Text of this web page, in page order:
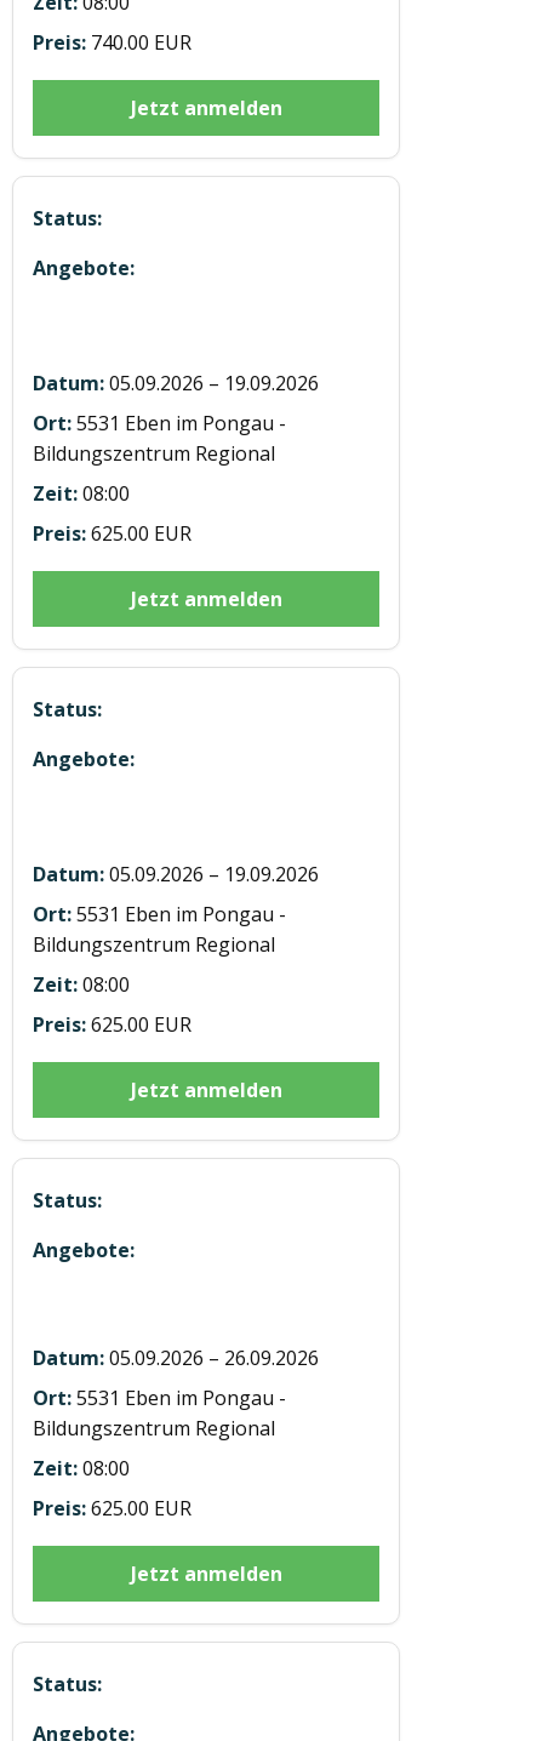
740.00 EUR
Jetzt anmelden
05.09.2026 – 19.09.2026
5531 Eben im Pongau -
Bildungszentrum Regional
08:00
625.00 EUR
Jetzt anmelden
05.09.2026 – 19.09.2026
5531 Eben im Pongau -
Bildungszentrum Regional
08:00
625.00 EUR
Jetzt anmelden
05.09.2026 – 26.09.2026
5531 Eben im Pongau -
Bildungszentrum Regional
08:00
625.00 EUR
Jetzt anmelden